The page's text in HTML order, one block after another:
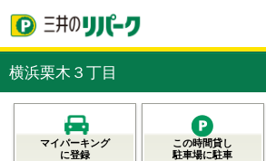
横浜栗木３丁目
マイパーキング
に登録
この時間貸し
駐車場に駐車